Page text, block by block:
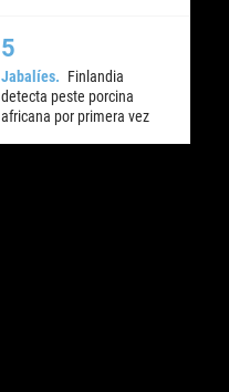
Jabalíes
Finlandia
detecta peste porcina
africana por primera vez